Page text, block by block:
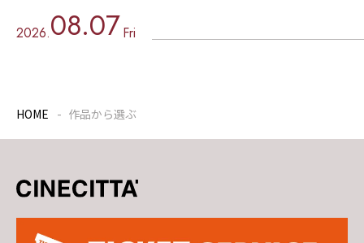
2026.08.07Fri
HOME 作品から選ぶ